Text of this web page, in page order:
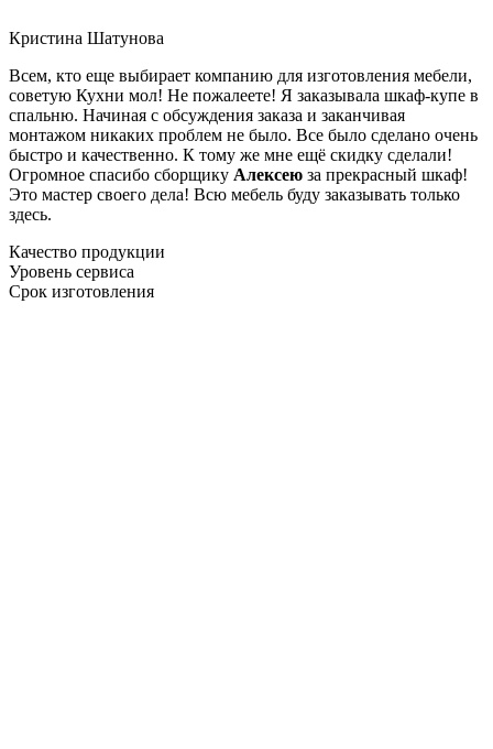
Кристина Шатунова
Всем, кто еще выбирает компанию для изготовления мебели,
советую Кухни мол! Не пожалеете! Я заказывала шкаф-купе в
спальню. Начиная с обсуждения заказа и заканчивая
монтажом никаких проблем не было. Все было сделано очень
быстро и качественно. К тому же мне ещё скидку сделали!
Огромное спасибо сборщику Алексею за прекрасный шкаф!
Это мастер своего дела! Всю мебель буду заказывать только
здесь.
Качество продукции
Уровень сервиса
Срок изготовления